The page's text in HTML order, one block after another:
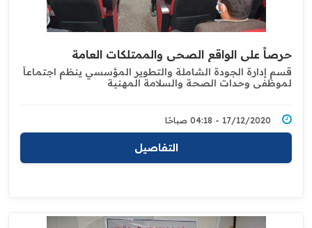
حرصاً على الواقع الصحي والممتلكات العامة
قسم إدارة الجودة الشاملة والتطوير المؤسسي ينظم اجتماعاً
لموظفي وحدات الصحة والسلامة المهنية
17/12/2020 - 04:18 صباحًا
التفاصيل